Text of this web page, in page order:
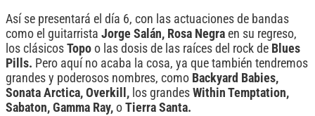
Así se presentará el día 6, con las actuaciones de bandas
como el guitarrista Jorge Salán, Rosa Negra en su regreso,
los clásicos Topo o las dosis de las raíces del rock de Blues
Pills. Pero aquí no acaba la cosa, ya que también tendremos
grandes y poderosos nombres, como Backyard Babies,
Sonata Arctica, Overkill, los grandes Within Temptation,
Sabaton, Gamma Ray, o Tierra Santa.